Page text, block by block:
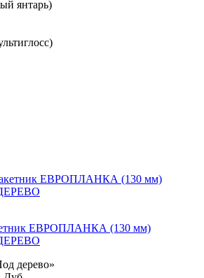
янтарь)
ЕВРОПЛАНКА (130 мм)
дерево»